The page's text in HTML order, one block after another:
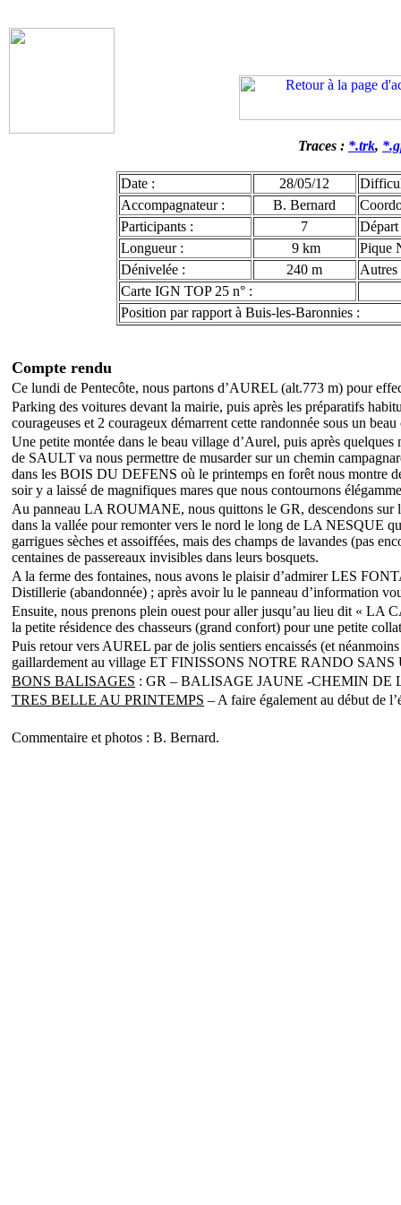
Traces : *.trk,
Date : 28/05/12
Accompagnateur :
B. Bernard
Participants :
7
Départ
Longueur :
9 km
Pique
Dénivelée :
240 m
Autres
Carte IGN TOP 25 n° :
Position par rapport à Buis-les-Baronnies :
Compte rendu
Ce lundi de Pentecôte, nous partons d’AUREL (alt.773 m) pour
Parking des voitures devant la mairie, puis après les préparatifs
courageuses et 2 courageux démarrent cette randonnée sous un
Une petite montée dans le beau village d’Aurel, puis après
de SAULT va nous permettre de musarder sur un chemin
dans les BOIS DU DEFENS où le printemps en forêt nous montre
soir y a laissé de magnifiques mares que nous contournons
Au panneau LA ROUMANE, nous quittons le GR, descendons sur
dans la vallée pour remonter vers le nord le long de LA NESQUE
garrigues sèches et assoiffées, mais des champs de lavandes (pas
centaines de passereaux invisibles dans leurs bosquets.
A la ferme des fontaines, nous avons le plaisir d’admirer LES
Distillerie (abandonnée) ; après avoir lu le panneau d’information
Ensuite, nous prenons plein ouest pour aller jusqu’au lieu dit « LA
la petite résidence des chasseurs (grand confort) pour une petite
Puis retour vers AUREL par de jolis sentiers encaissés (et
gaillardement au village ET FINISSONS NOTRE RANDO
BONS BALISAGES : GR – BALISAGE JAUNE -CHEMIN DE
TRES BELLE AU PRINTEMPS – A faire également au début de
Commentaire et photos : B. Bernard.